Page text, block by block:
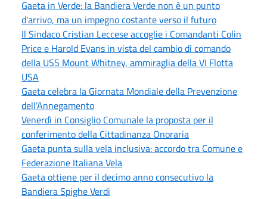
Gaeta in Verde: la Bandiera Verde non è un punto
d'arrivo, ma un impegno costante verso il futuro
Il Sindaco Cristian Leccese accoglie i Comandanti Colin
Price e Harold Evans in vista del cambio di comando
della USS Mount Whitney, ammiraglia della VI Flotta
USA
Gaeta celebra la Giornata Mondiale della Prevenzione
dell’Annegamento
Venerdì in Consiglio Comunale la proposta per il
conferimento della Cittadinanza Onoraria
Gaeta punta sulla vela inclusiva: accordo tra Comune e
Federazione Italiana Vela
Gaeta ottiene per il decimo anno consecutivo la
Bandiera Spighe Verdi